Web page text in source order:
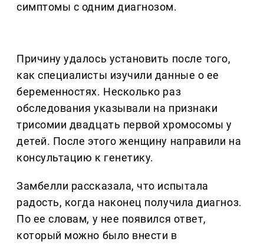
симптомы с одним диагнозом.
Причину удалось установить после того,
как специалисты изучили данные о ее
беременностях. Несколько раз
обследования указывали на признаки
трисомии двадцать первой хромосомы у
детей. После этого женщину направили на
консультацию к генетику.
Замбелли рассказала, что испытала
радость, когда наконец получила диагноз.
По ее словам, у нее появился ответ,
который можно было внести в